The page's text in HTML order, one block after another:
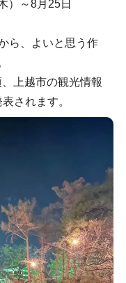
）～8月25日
ら、よいと思う作
上越市の観光情報
されます。